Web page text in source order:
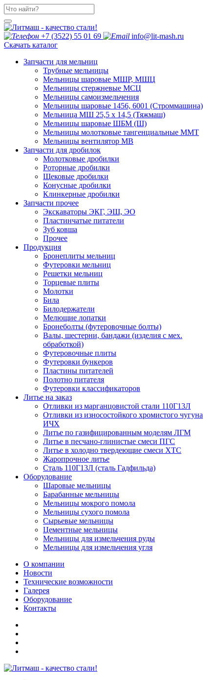
+7 (3522) 55 01 69
info@lit-mash.ru
Скачать каталог
Запчасти для мельниц
Трубные мельницы
Мельницы шаровые МШР, МШЦ
Мельницы стержневые МСЦ
Мельницы самоизмельчения
Мельницы шаровые 1456, 6001 (Строммашина)
Мельница МШ 25,5 х 14,5 (Тяжмаш)
Мельницы шаровые ШБМ (Ш)
Мельницы молотковые тангенциальные ММТ
Мельницы вентилятор МВ
Запчасти для дробилок
Молотковые дробилки
Роторные дробилки
Щековые дробилки
Конусные дробилки
Клинкерные дробилки
Запчасти прочее
Экскаваторы ЭКГ, ЭШ, ЭО
Пластинчатые питатели
Зуб ковша
Прочее
Продукция
Бронеплиты мельниц
Футеровки мельниц
Решетки мельниц
Торцевые плиты
Молотки
Била
Билодержатели
Мелющие лопатки
Бронеболты (футеровочные болты)
Валы, шестерни, бандажи (изделия с мех.
обработкой)
Футеровочные плиты
Футеровки бункеров
Пластины питателей
Полотно питателя
Футеровки классификаторов
Литье на заказ
Отливки из марганцовистой стали 110Г13Л
Отливки из износостойкого хромистого чугуна
ИЧХ
Литье по газифицированным моделям ЛГМ
Литье в песчано-глинистые смеси ПГС
Литье в холодно твердеющие смеси ХТС
Жаропрочное литье
Сталь 110Г13Л (сталь Гадфильда)
Оборудование
Шаровые мельницы
Барабанные мельницы
Мельницы мокрого помола
Мельницы сухого помола
Сырьевые мельницы
Цементные мельницы
Мельницы для измельчения руды
Мельницы для измельчения угля
О компании
Новости
Технические возможности
Галерея
Оборудование
Контакты